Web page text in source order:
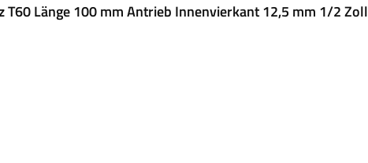
T60 Länge 100 mm Antrieb Innenvierkant 12,5 mm 1/2 Zoll